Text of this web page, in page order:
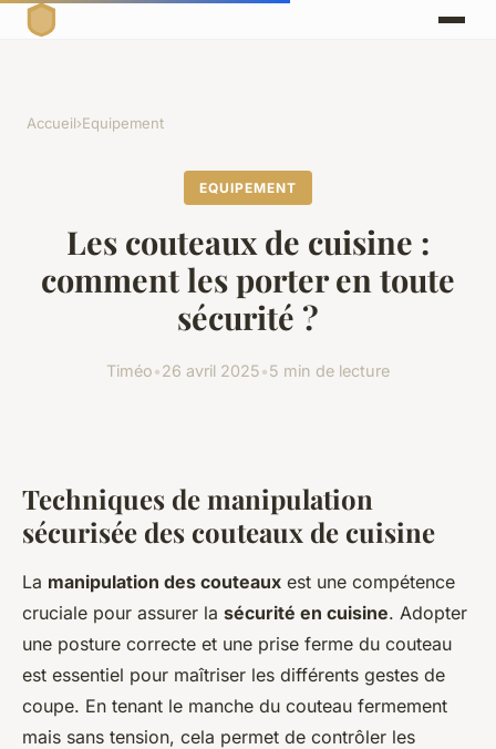
Accueil›Equipement
EQUIPEMENT
Les couteaux de cuisine :
comment les porter en toute
sécurité ?
Timéo•26 avril 2025•5 min de lecture
Techniques de manipulation
sécurisée des couteaux de cuisine
La manipulation des couteaux est une compétence
cruciale pour assurer la sécurité en cuisine. Adopter
une posture correcte et une prise ferme du couteau
est essentiel pour maîtriser les différents gestes de
coupe. En tenant le manche du couteau fermement
mais sans tension, cela permet de contrôler les